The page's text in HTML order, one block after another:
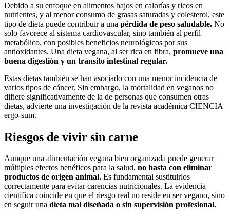
Debido a su enfoque en alimentos bajos en calorías y ricos en
nutrientes, y al menor consumo de grasas saturadas y colesterol, este
tipo de dieta puede contribuir a una pérdida de peso saludable. No
solo favorece al sistema cardiovascular, sino también al perfil
metabólico, con posibles beneficios neurológicos por sus
antioxidantes. Una dieta vegana, al ser rica en fibra, promueve una
buena digestión y un tránsito intestinal regular.
Estas dietas también se han asociado con una menor incidencia de
varios tipos de cáncer. Sin embargo, la mortalidad en veganos no
difiere significativamente de la de personas que consumen otras
dietas, advierte una investigación de la revista académica CIENCIA
ergo-sum.
Riesgos de vivir sin carne
Aunque una alimentación vegana bien organizada puede generar
múltiples efectos benéficos para la salud, no basta con eliminar
productos de origen animal. Es fundamental sustituirlos
correctamente para evitar carencias nutricionales. La evidencia
científica coincide en que el riesgo real no reside en ser vegano, sino
en seguir una dieta mal diseñada o sin supervisión profesional.